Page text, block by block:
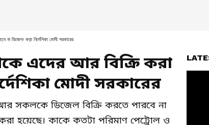
ডিজেল! কড়া নির্দেশিকা মোদী সরকারের
এদের আর বিক্রি করা
মোদী সরকারের
সকলকে ডিজেল বিক্রি করতে পারবে না
হয়েছে। কাকে কতটা পরিমাণ পেট্রোল ও